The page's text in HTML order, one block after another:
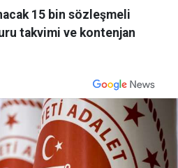
15 bin sözleşmeli
takvimi ve kontenjan